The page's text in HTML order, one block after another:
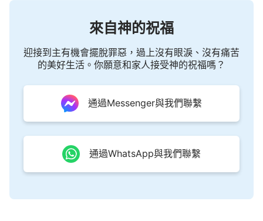
來自神的祝福
迎接到主有機會擺脫罪惡，過上沒有眼淚、沒有痛苦
的美好生活。你願意和家人接受神的祝福嗎？
通過Messenger與我們聯繫
通過WhatsApp與我們聯繫